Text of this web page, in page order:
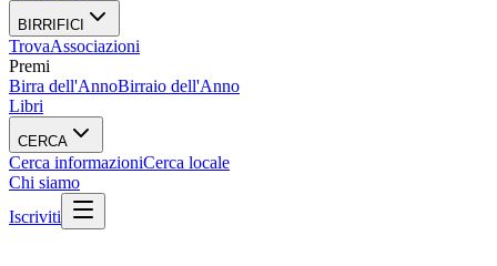
BIRRIFICI
TrovaAssociazioni
Premi
Birra dell'AnnoBirraio dell'Anno
Libri
CERCA
Cerca informazioniCerca locale
Chi siamo
Iscriviti